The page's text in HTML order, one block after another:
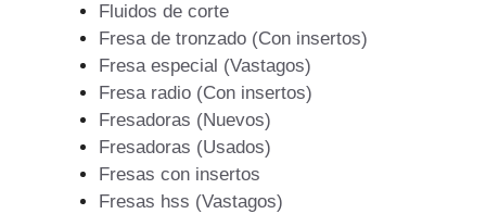
Fluidos de corte
Fresa de tronzado (Con insertos)
Fresa especial (Vastagos)
Fresa radio (Con insertos)
Fresadoras (Nuevos)
Fresadoras (Usados)
Fresas con insertos
Fresas hss (Vastagos)